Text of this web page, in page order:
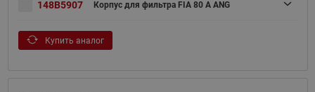
148B5907 Корпус для фильтра FIA 80 A ANG
Купить аналог